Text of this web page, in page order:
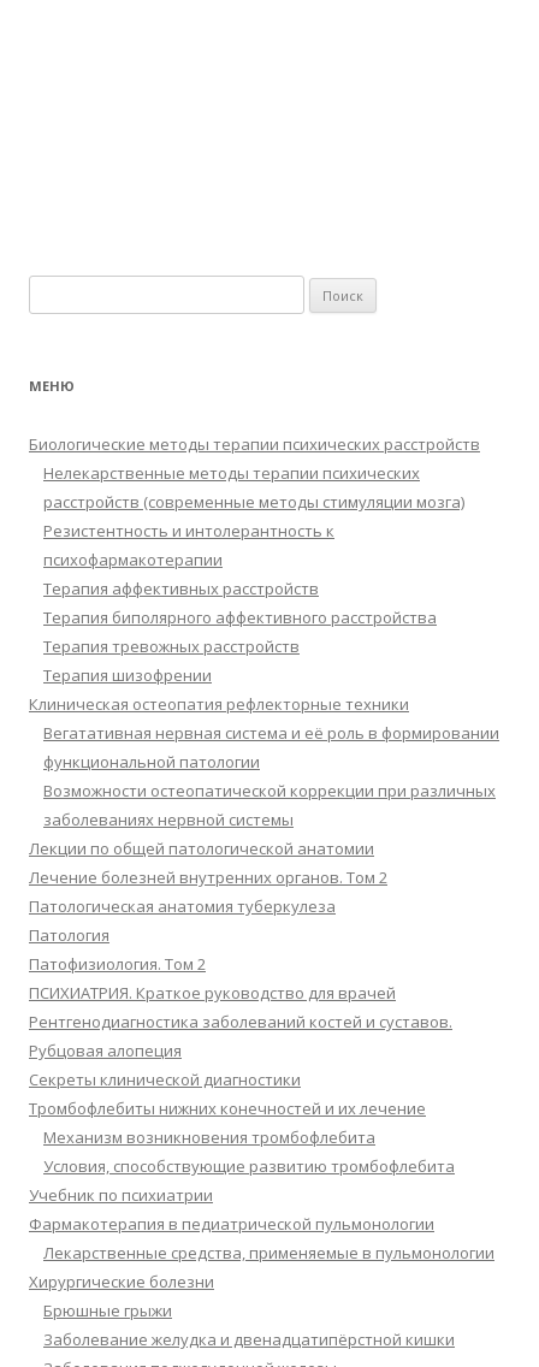
МЕНЮ
Биологические методы терапии психических расстройств
Нелекарственные методы терапии психических
расстройств (современные методы стимуляции мозга)
Резистентность и интолерантность к
психофармакотерапии
Терапия аффективных расстройств
Терапия биполярного аффективного расстройства
Терапия тревожных расстройств
Терапия шизофрении
Клиническая остеопатия рефлекторные техники
Вегатативная нервная система и её роль в формировании
функциональной патологии
Возможности остеопатической коррекции при различных
заболеваниях нервной системы
Лекции по общей патологической анатомии
Лечение болезней внутренних органов. Том 2
Патологическая анатомия туберкулеза
Патология
Патофизиология. Том 2
ПСИХИАТРИЯ. Краткое руководство для врачей
Рентгенодиагностика заболеваний костей и суставов.
Рубцовая алопеция
Секреты клинической диагностики
Тромбофлебиты нижних конечностей и их лечение
Механизм возникновения тромбофлебита
Условия, способствующие развитию тромбофлебита
Учебник по психиатрии
Фармакотерапия в педиатрической пульмонологии
Лекарственные средства, применяемые в пульмонологии
Хирургические болезни
Брюшные грыжи
Заболевание желудка и двенадцатипёрстной кишки